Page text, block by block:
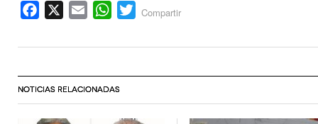
Facebook Email WhatsApp
Twitter
Compartir
NOTICIAS RELACIONADAS